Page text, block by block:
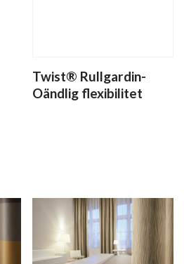
Twist® Rullgardin-
Oändlig flexibilitet